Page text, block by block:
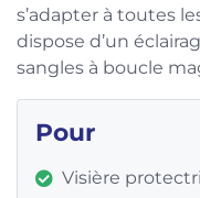
s’adapter à toutes
dispose d’un
sangles à boucle
Pour
Visière